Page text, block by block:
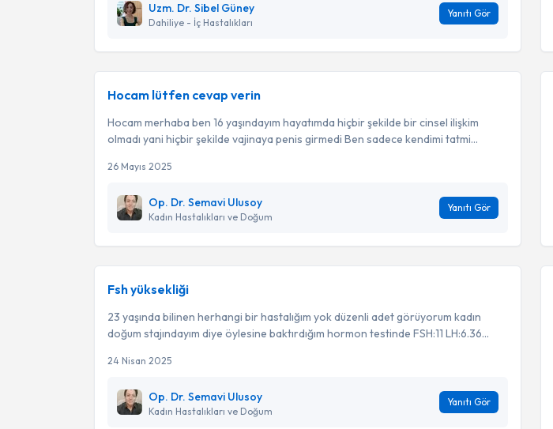
Uzm. Dr. Sibel Güney
Dahiliye - İç Hastalıkları
Yanıtı Gör
Hocam lütfen cevap verin
Hocam merhaba ben 16 yaşındayım hayatımda hiçbir şekilde bir cinsel ilişkim
olmadı yani hiçbir şekilde vajinaya penis girmedi Ben sadece kendimi tatmi...
26 Mayıs 2025
Op. Dr. Semavi Ulusoy
Kadın Hastalıkları ve Doğum
Yanıtı Gör
Fsh yüksekliği
23 yaşında bilinen herhangi bir hastalığım yok düzenli adet görüyorum kadın
doğum stajındayım diye öylesine baktırdığım hormon testinde FSH:11 LH:6.36...
24 Nisan 2025
Op. Dr. Semavi Ulusoy
Kadın Hastalıkları ve Doğum
Yanıtı Gör